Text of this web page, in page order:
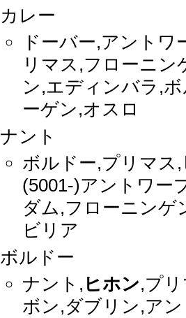
カレー
ドーバー,アント
リマス,フローニ
ン,エディンバラ,
ーゲン,オスロ
ナント
ボルドー,プリマス,
(5001-)アントワー
ダム,フローニンゲ
ビリア
ボルドー
ナント, ヒホン,プ
ボン,ダブリン,ア